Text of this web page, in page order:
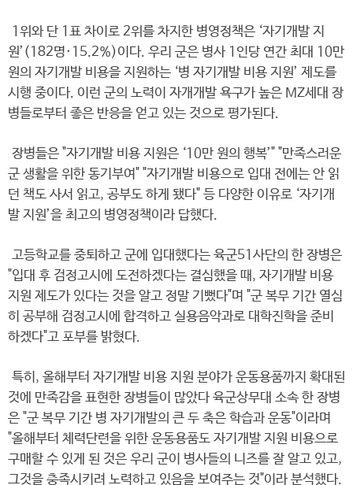
1위와 단 1표 차이로 2위를 차지한 병영정책은 ‘자기개발 지
원’(182명·15.2%)이다. 우리 군은 병사 1인당 연간 최대 10만
원의 자기개발 비용을 지원하는 ‘병 자기개발 비용 지원’ 제도를
시행 중이다. 이런 군의 노력이 자개개발 욕구가 높은 MZ세대 장
병들로부터 좋은 반응을 얻고 있는 것으로 평가된다.
장병들은 "자기개발 비용 지원은 ‘10만 원의 행복’" "만족스러운
군 생활을 위한 동기부여" "자기개발 비용으로 입대 전에는 안 읽
던 책도 사서 읽고, 공부도 하게 됐다" 등 다양한 이유로 ‘자기개
발 지원’을 최고의 병영정책이라 답했다.
고등학교를 중퇴하고 군에 입대했다는 육군51사단의 한 장병은
"입대 후 검정고시에 도전하겠다는 결심했을 때, 자기개발 비용
지원 제도가 있다는 것을 알고 정말 기뻤다"며 "군 복무 기간 열심
히 공부해 검정고시에 합격하고 실용음악과로 대학진학을 준비
하겠다"고 포부를 밝혔다.
특히, 올해부터 자기개발 비용 지원 분야가 운동용품까지 확대된
것에 만족감을 표현한 장병들이 많았다 육군상무대 소속 한 장병
은 "군 복무 기간 병 자기개발의 큰 두 축은 학습과 운동"이라며
"올해부터 체력단련을 위한 운동용품도 자기개발 지원 비용으로
구매할 수 있게 된 것은 우리 군이 병사들의 니즈를 잘 알고 있고,
그것을 충족시키려 노력하고 있음을 보여주는 것"이라 분석했다.